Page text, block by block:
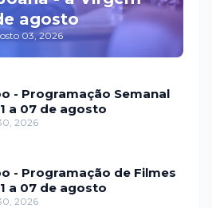
agosto
03, 2026
- Programação Semanal
a 07 de agosto
2026
- Programação de Filmes
a 07 de agosto
2026